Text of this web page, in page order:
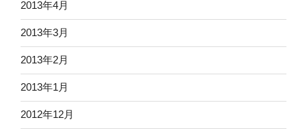
2013年4月
2013年3月
2013年2月
2013年1月
2012年12月